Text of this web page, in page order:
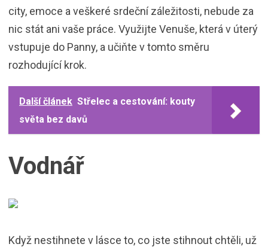
city, emoce a veškeré srdeční záležitosti, nebude za
nic stát ani vaše práce. Využijte Venuše, která v úterý
vstupuje do Panny, a učiňte v tomto směru
rozhodující krok.
Další článek Střelec a cestování: kouty
světa bez davů
Vodnář
Když nestihnete v lásce to, co jste stihnout chtěli, už